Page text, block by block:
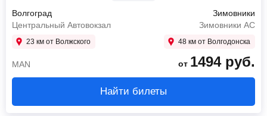
Волгоград
Центральный Автовокзал
23 км от Волжского
Зимовники
Зимовники АС
48 км от Волгодонска
MAN от 1494 руб.
Найти билеты